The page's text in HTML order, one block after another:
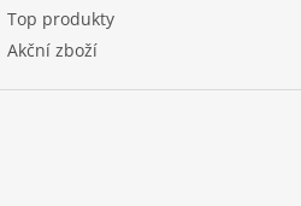
Top produkty
Akční zboží